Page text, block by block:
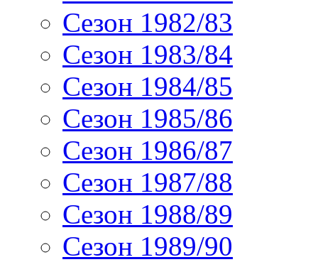
Сезон 1982/83
Сезон 1983/84
Сезон 1984/85
Сезон 1985/86
Сезон 1986/87
Сезон 1987/88
Сезон 1988/89
Сезон 1989/90